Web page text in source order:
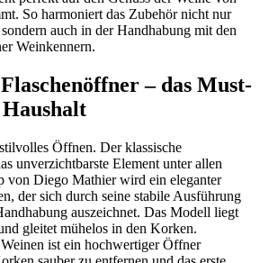
So harmoniert das Zubehör nicht nur
auch in der Handhabung mit den
Weinkennern.
– das Must-
Öffnen. Der klassische
unverzichtbarste Element unter allen
von Diego Mathier wird ein eleganter
der sich durch seine stabile Ausführung
auszeichnet. Das Modell liegt
gleitet mühelos in den Korken.
ist ein hochwertiger Öffner